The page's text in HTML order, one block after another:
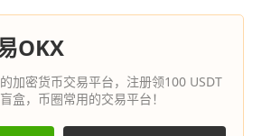
OKX
加密货币交易平台，注册领100 USDT
盒，币圈常用的交易平台！